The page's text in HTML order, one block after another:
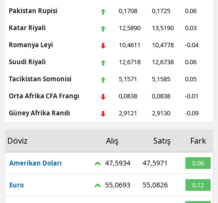
Pakistan Rupisi
0,1708 0,1725
0.06
Katar Riyali
12,5890 13,5190
0.03
Romanya Leyi
10,4611 10,4778
-0.04
Suudi Riyali
12,6718 12,6738
0.06
Tacikistan Somonisi
5,1571 5,1585
0.05
Orta Afrika CFA Frangı
0,0838 0,0838
-0.01
Güney Afrika Randı
2,9121 2,9130 -0.09
Döviz Alış Satış Fark
Amerikan Doları 47,5934 47,5971 0.06
Euro 55,0693 55,0826 0.12